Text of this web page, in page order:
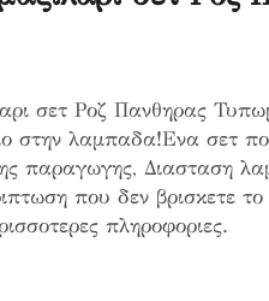
σετ Ροζ Πανθηρας
στην λαμπαδα!Ενα σετ
παραγωγης, Διασταση
που δεν βρισκετε
πληροφοριες.